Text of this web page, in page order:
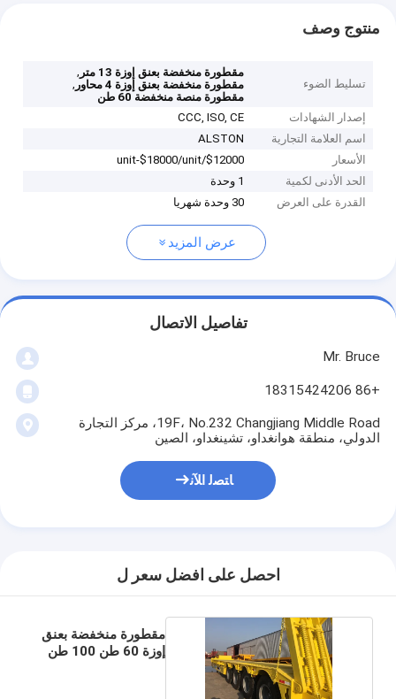
منتوج وصف
تسليط الضوء
مقطورة منخفضة بعنق إوزة 13 متر
,
مقطورة منخفضة بعنق إوزة 4 محاور
,
مقطورة منصة منخفضة 60 طن
إصدار الشهادات
CCC, ISO, CE
اسم العلامة التجارية
ALSTON
الأسعار
$12000/unit-$18000/unit
الحد الأدنى لكمية
1 وحدة
القدرة على العرض
30 وحدة شهريا
عرض المزيد
تفاصيل الاتصال
Mr. Bruce
+86 18315424206
19F، No.232 Changjiang Middle Road، مركز التجارة
الدولي، منطقة هوانغداو، تشينغداو، الصين
ﺎﺘﺼﻟ ﺍﻶﻧ
احصل على افضل سعر ل
مقطورة منخفضة بعنق
إوزة 60 طن 100 طن